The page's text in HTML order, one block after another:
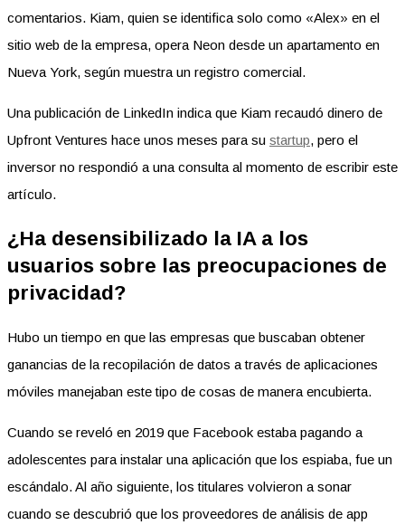
comentarios. Kiam, quien se identifica solo como «Alex» en el
sitio web de la empresa, opera Neon desde un apartamento en
Nueva York, según muestra un registro comercial.
Una publicación de LinkedIn indica que Kiam recaudó dinero de
Upfront Ventures hace unos meses para su startup, pero el
inversor no respondió a una consulta al momento de escribir este
artículo.
¿Ha desensibilizado la IA a los
usuarios sobre las preocupaciones de
privacidad?
Hubo un tiempo en que las empresas que buscaban obtener
ganancias de la recopilación de datos a través de aplicaciones
móviles manejaban este tipo de cosas de manera encubierta.
Cuando se reveló en 2019 que Facebook estaba pagando a
adolescentes para instalar una aplicación que los espiaba, fue un
escándalo. Al año siguiente, los titulares volvieron a sonar
cuando se descubrió que los proveedores de análisis de app